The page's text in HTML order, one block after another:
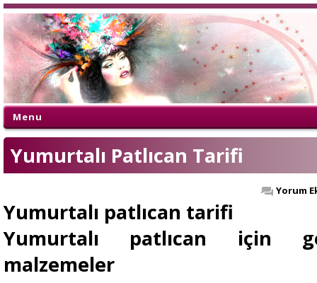
Menu
Yumurtalı Patlıcan Tarifi
Yorum
Yumurtalı patlıcan tarifi
Yumurtalı patlıcan için
malzemeler